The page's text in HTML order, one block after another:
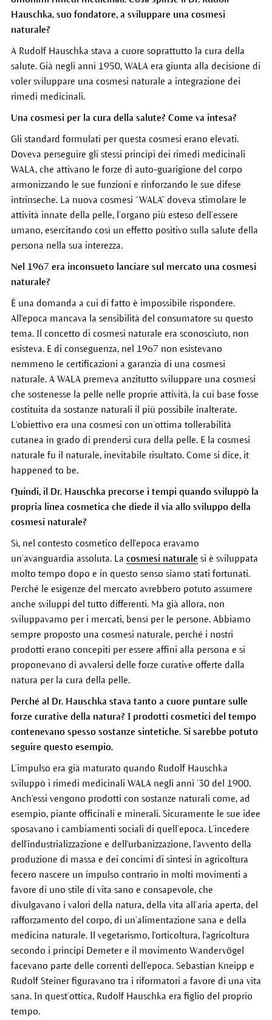
Hauschka, suo fondatore, a sviluppare una cosmesi
naturale?
A Rudolf Hauschka stava a cuore soprattutto la cura della
salute. Già negli anni 1950, WALA era giunta alla decisione di
voler sviluppare una cosmesi naturale a integrazione dei
rimedi medicinali.
Una cosmesi per la cura della salute? Come va intesa?
Gli standard formulati per questa cosmesi erano elevati.
Doveva perseguire gli stessi principi dei rimedi medicinali
WALA, che attivano le forze di auto-guarigione del corpo
armonizzando le sue funzioni e rinforzando le sue difese
intrinseche. La nuova cosmesi “WALA” doveva stimolare le
attività innate della pelle, l’organo più esteso dell’essere
umano, esercitando così un effetto positivo sulla salute della
persona nella sua interezza.
Nel 1967 era inconsueto lanciare sul mercato una cosmesi
naturale?
È una domanda a cui di fatto è impossibile rispondere.
All'epoca mancava la sensibilità del consumatore su questo
tema. Il concetto di cosmesi naturale era sconosciuto, non
esisteva. E di conseguenza, nel 1967 non esistevano
nemmeno le certificazioni a garanzia di una cosmesi
naturale. A WALA premeva anzitutto sviluppare una cosmesi
che sostenesse la pelle nelle proprie attività, la cui base fosse
costituita da sostanze naturali il più possibile inalterate.
L'obiettivo era una cosmesi con un’ottima tollerabilità
cutanea in grado di prendersi cura della pelle. E la cosmesi
naturale fu il naturale, inevitabile risultato. Come si dice, it
happened to be.
Quindi, il Dr. Hauschka precorse i tempi quando sviluppò la
propria linea cosmetica che diede il via allo sviluppo della
cosmesi naturale?
Sì, nel contesto cosmetico dell'epoca eravamo
un’avanguardia assoluta. La cosmesi naturale si è sviluppata
molto tempo dopo e in questo senso siamo stati fortunati.
Perché le esigenze del mercato avrebbero potuto assumere
anche sviluppi del tutto differenti. Ma già allora, non
sviluppavamo per i mercati, bensì per le persone. Abbiamo
sempre proposto una cosmesi naturale, perché i nostri
prodotti erano concepiti per essere affini alla persona e si
proponevano di avvalersi delle forze curative offerte dalla
natura per la cura della pelle.
Perché al Dr. Hauschka stava tanto a cuore puntare sulle
forze curative della natura? I prodotti cosmetici del tempo
contenevano spesso sostanze sintetiche. Si sarebbe potuto
seguire questo esempio.
L’impulso era già maturato quando Rudolf Hauschka
sviluppò i rimedi medicinali WALA negli anni ’30 del 1900.
Anch'essi vengono prodotti con sostanze naturali come, ad
esempio, piante officinali e minerali. Sicuramente le sue idee
sposavano i cambiamenti sociali di quell’epoca. L’incedere
dell'industrializzazione e dell'urbanizzazione, l'avvento della
produzione di massa e dei concimi di sintesi in agricoltura
fecero nascere un impulso contrario in molti movimenti a
favore di uno stile di vita sano e consapevole, che
divulgavano i valori della natura, della vita all’aria aperta, del
rafforzamento del corpo, di un’alimentazione sana e della
medicina naturale. Il vegetarismo, l'orticoltura, l'agricoltura
secondo i principi Demeter e il movimento Wandervögel
facevano parte delle correnti dell'epoca. Sebastian Kneipp e
Rudolf Steiner figuravano tra i riformatori a favore di una vita
sana. In quest’ottica, Rudolf Hauschka era figlio del proprio
tempo.